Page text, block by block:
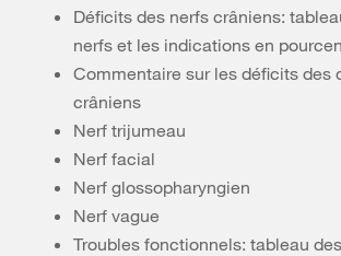
Déficits des nerfs crâniens:
nerfs et les indications en
Commentaire sur les déficits des
crâniens
Nerf trijumeau
Nerf facial
Nerf glossopharyngien
Nerf vague
Troubles fonctionnels: tableau